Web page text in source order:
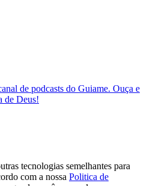
de podcasts do Guiame. Ouça e
de Deus!
tecnologias semelhantes para
com a nossa Politica de